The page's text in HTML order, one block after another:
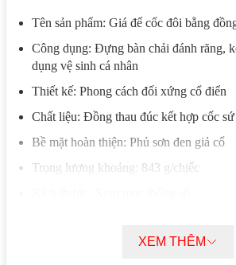
Tên sản phẩm: Giá để cốc đôi bằng
Công dụng: Đựng bàn chải đánh răng,
dụng vệ sinh cá nhân
Thiết kế: Phong cách đối xứng cổ điển
Chất liệu: Đồng thau đúc kết hợp cốc sứ
Bề mặt hoàn thiện: Phủ sơn đen giả cổ
Trọng lượng khoảng: 843 g/chiếc
Vị trí sử dụng: Khu vệ sinh, phòng tắm,
XEM THÊM